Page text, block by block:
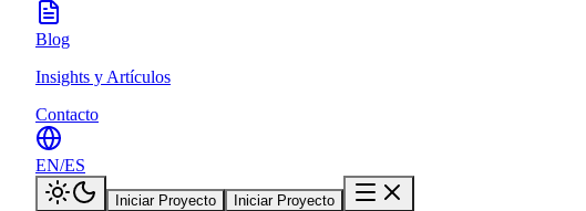
Blog
Insights y Artículos
Contacto
EN/ES
Iniciar Proyecto Iniciar Proyecto